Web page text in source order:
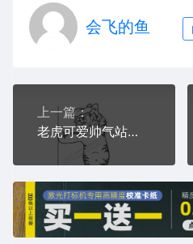
会飞的鱼
上一篇：
老虎可爱帅气站立老虎戴帽子虎AI8.0格式激光打标文件通用矢量图